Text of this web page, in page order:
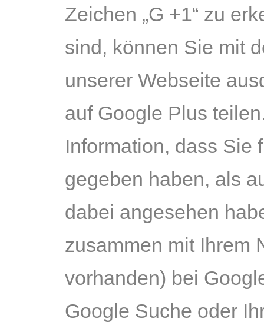
Zeichen „G +1“ zu
sind, können Sie mit
unserer Webseite
auf Google Plus
Information, dass Sie
gegeben haben, als
dabei angesehen
zusammen mit Ihrem
vorhanden) bei
Google Suche oder